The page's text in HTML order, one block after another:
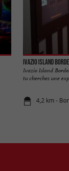
Ivazio Island
Ivazio Island
tu cherches une
4,2 km -